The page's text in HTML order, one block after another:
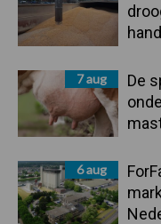
7 aug
De
6 aug